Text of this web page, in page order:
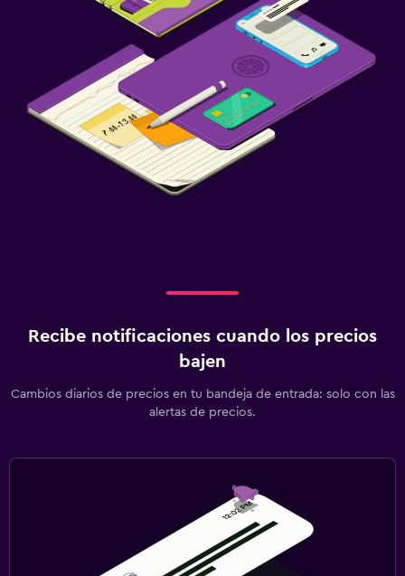
Recibe notificaciones cuando los precios
bajen
Cambios diarios de precios en tu bandeja de entrada: solo con las
alertas de precios.